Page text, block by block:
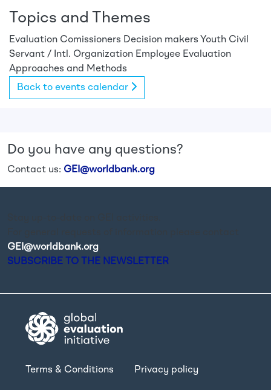
Topics and Themes
Evaluation Comissioners Decision makers Youth Civil
Servant / Intl. Organization Employee Evaluation
Approaches and Methods
Back to events calendar
Do you have any questions?
Contact us: GEI@worldbank.org
GEI@worldbank.org
SUBSCRIBE TO THE NEWSLETTER
Terms & Conditions Privacy policy